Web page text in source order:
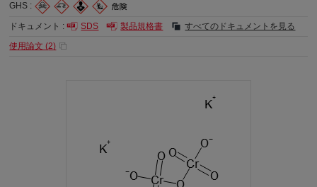
GHS :
ドキュメント : SDS 製品規格書
すべてのドキュメントを見る
使用論文 (2)